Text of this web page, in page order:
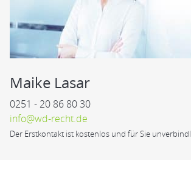
Maike Lasar
0251 - 20 86 80 30
info@wd-recht.de
Der Erstkontakt ist kostenlos und für Sie